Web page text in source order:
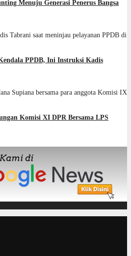
Menuju Generasi Penerus Bangsa
PPDB, Ini Instruksi Kadis
Komisi XI DPR Bersama LPS